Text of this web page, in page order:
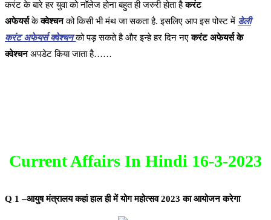
करंट के बारे हर युवा को नॉलेज होना बहुत ही जरुरी होता हैकरंट
अफेयर्सकेक्वेश्चनको किसी भी मंथ जा सकता है. इसलिए आप इस पोस्ट में डेली
करंट अफेयर्स क्वेश्चन को पड़ सकते है और इन्हे हर दिन नएकरंट अफेयर्स के
क्वेश्चनअपडेट किया जाता है……
Current Affairs In Hindi 16-3-2023
Q 1 –आयुष मंत्रालय कहां हाल ही में योग महोत्सव 2023 का आयोजन करेगा